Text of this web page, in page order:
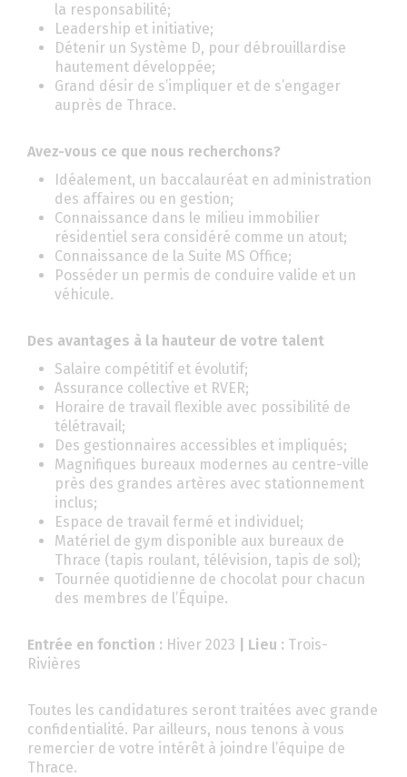
la responsabilité;
Leadership et initiative;
Détenir un Système D, pour débrouillardise
hautement développée;
Grand désir de s’impliquer et de s’engager
auprès de Thrace.
Avez-vous ce que nous recherchons?
Idéalement, un baccalauréat en administration
des affaires ou en gestion;
Connaissance dans le milieu immobilier
résidentiel sera considéré comme un atout;
Connaissance de la Suite MS Office;
Posséder un permis de conduire valide et un
véhicule.
Des avantages à la hauteur de votre talent
Salaire compétitif et évolutif;
Assurance collective et RVER;
Horaire de travail flexible avec possibilité de
télétravail;
Des gestionnaires accessibles et impliqués;
Magnifiques bureaux modernes au centre-ville
près des grandes artères avec stationnement
inclus;
Espace de travail fermé et individuel;
Matériel de gym disponible aux bureaux de
Thrace (tapis roulant, télévision, tapis de sol);
Tournée quotidienne de chocolat pour chacun
des membres de l’Équipe.
Entrée en fonction : Hiver 2023 | Lieu : Trois-
Rivières
Toutes les candidatures seront traitées avec grande
confidentialité. Par ailleurs, nous tenons à vous
remercier de votre intérêt à joindre l’équipe de
Thrace.